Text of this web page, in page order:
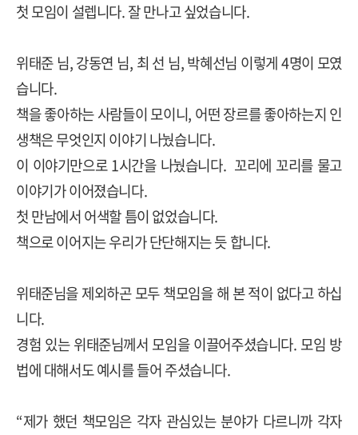
첫 모임이 설렙니다.잘 만나고 싶었습니다.
위태준 님,강동연 님, 최 선 님,박혜선님 이렇게4명이 모였
습니다.
책을 좋아하는 사람들이 모이니, 어떤 장르를 좋아하는지 인
생책은 무엇인지 이야기 나눴습니다.
이 이야기만으로1시간을 나눴습니다. 꼬리에 꼬리를 물고
이야기가 이어졌습니다.
첫 만남에서 어색할 틈이 없었습니다.
책으로 이어지는 우리가 단단해지는 듯 합니다.
위태준님을 제외하곤 모두 책모임을 해 본 적이 없다고 하십
니다.
경험 있는 위태준님께서 모임을 이끌어주셨습니다. 모임 방
법에 대해서도 예시를 들어 주셨습니다.
“제가 했던 책모임은 각자 관심있는 분야가 다르니까 각자